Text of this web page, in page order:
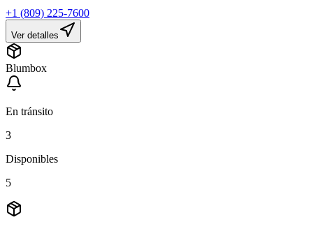
+1 (809) 225-7600
Ver detalles
Blumbox
En tránsito
3
Disponibles
5